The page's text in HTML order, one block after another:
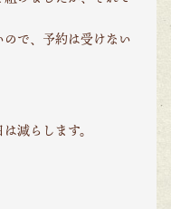
で、予約は受けない
減らします。